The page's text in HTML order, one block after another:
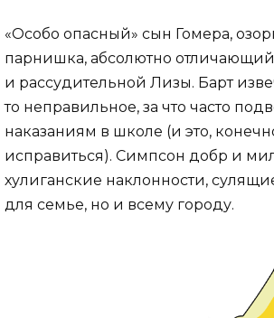
«Особо опасный» сын Гомера,
парнишка, абсолютно
и рассудительной Лизы. Барт
то неправильное, за что часто
наказаниям в школе (и это,
исправиться). Симпсон добр и
хулиганские наклонности,
для семье, но и всему городу.